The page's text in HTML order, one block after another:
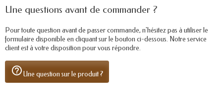
Une questions avant de commander ?
Pour toute question avant de passer commande, n'hésitez pas à utiliser le
formulaire disponible en cliquant sur le bouton ci-dessous. Notre service
client est à votre disposition pour vous répondre.
help_outlineUne question sur le produit ?